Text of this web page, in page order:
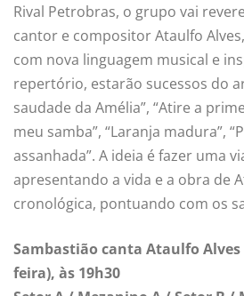
Rival Petrobras, o grupo vai
cantor e compositor Ataulfo
com nova linguagem musical e
repertório, estarão sucessos do
saudade da Amélia”, “Atire a
meu samba”, “Laranja madura”,
assanhada”. A ideia é fazer uma
apresentando a vida e a obra de
cronológica, pontuando com os
Sambastião canta Ataulfo Alves
feira), às 19h30